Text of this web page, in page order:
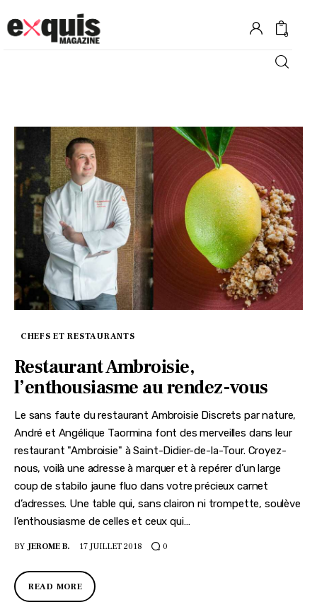
0
Gastronomie
Recettes
Shopping
Évènements
CHEFS ET RESTAURANTS
Restaurant Ambroisie,
l’enthousiasme au rendez-vous
Le sans faute du restaurant Ambroisie Discrets par nature,
André et Angélique Taormina font des merveilles dans leur
restaurant "Ambroisie" à Saint-Didier-de-la-Tour. Croyez-
nous, voilà une adresse à marquer et à repérer d’un large
coup de stabilo jaune fluo dans votre précieux carnet
d’adresses. Une table qui, sans clairon ni trompette, soulève
l’enthousiasme de celles et ceux qui…
BY JEROME B. 17 JUILLET 2018 0
READ MORE